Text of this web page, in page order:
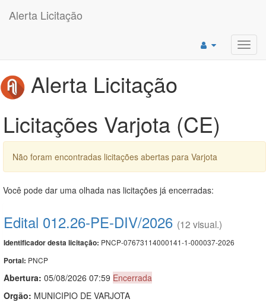
Alerta Licitação
Alerta Licitação
Licitações Varjota (CE)
Não foram encontradas licitações abertas para Varjota
Você pode dar uma olhada nas licitações já encerradas:
Edital 012.26-PE-DIV/2026 (12 visual.)
Identificador desta licitação: PNCP-07673114000141-1-000037-2026
Portal: PNCP
Abertura: 05/08/2026 07:59 Encerrada
Orgão: MUNICIPIO DE VARJOTA